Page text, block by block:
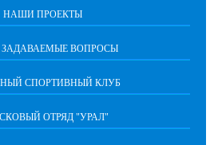
НАШИ ПРОЕКТЫ
ЗАДАВАЕМЫЕ ВОПРОСЫ
СПОРТИВНЫЙ КЛУБ
ОТРЯД "УРАЛ"